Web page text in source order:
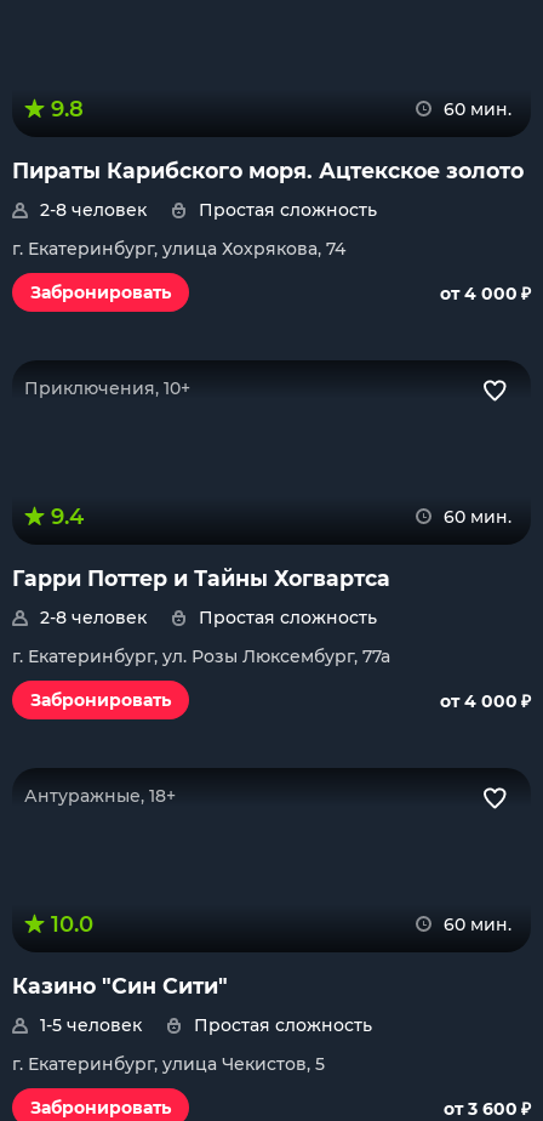
9.8 60 мин.
Пираты Карибского моря. Ацтекское золото
2-8 человек
Простая сложность
г. Екатеринбург, улица Хохрякова, 74
Забронировать
от 4 000 ₽
Приключения, 10+
9.4 60 мин.
Гарри Поттер и Тайны Хогвартса
2-8 человек
Простая сложность
г. Екатеринбург, ул. Розы Люксембург, 77а
Забронировать
от 4 000 ₽
Антуражные, 18+
10.0 60 мин.
Казино "Син Сити"
1-5 человек
Простая сложность
г. Екатеринбург, улица Чекистов, 5
Забронировать
от 3 600 ₽